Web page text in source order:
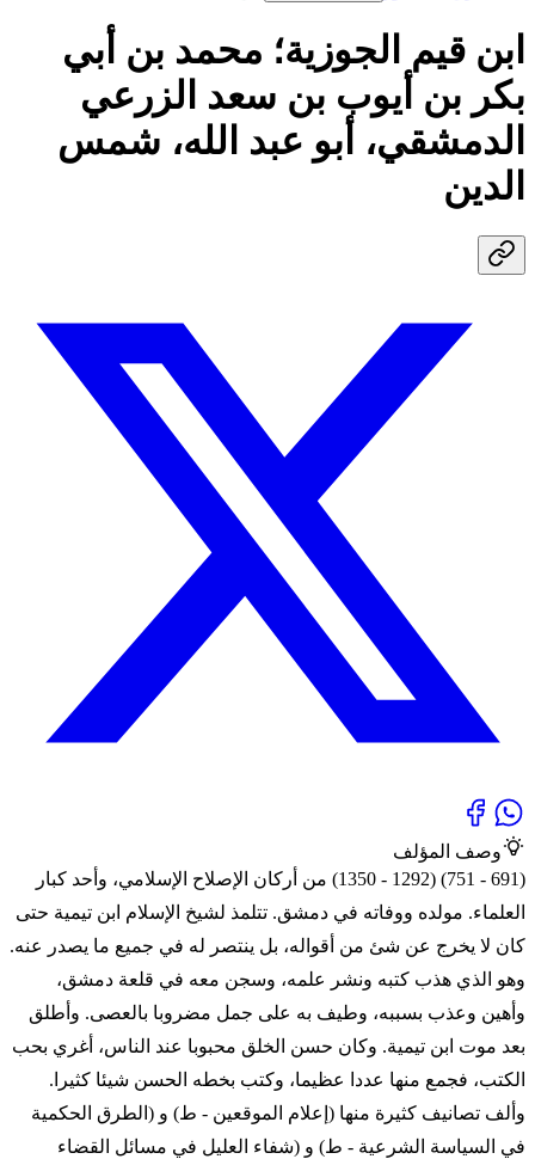
ابن قيم الجوزية؛ محمد بن أبي
بكر بن أيوب بن سعد الزرعي
الدمشقي، أبو عبد الله، شمس
الدين
وصف المؤلف
(691 - 751) (1292 - 1350) من أركان الإصلاح الإسلامي، وأحد كبار
العلماء. مولده ووفاته في دمشق. تتلمذ لشيخ الإسلام ابن تيمية حتى
كان لا يخرج عن شئ من أقواله، بل ينتصر له في جميع ما يصدر عنه.
وهو الذي هذب كتبه ونشر علمه، وسجن معه في قلعة دمشق،
وأهين وعذب بسببه، وطيف به على جمل مضروبا بالعصى. وأطلق
بعد موت ابن تيمية. وكان حسن الخلق محبوبا عند الناس، أغري بحب
الكتب، فجمع منها عددا عظيما، وكتب بخطه الحسن شيئا كثيرا.
وألف تصانيف كثيرة منها (إعلام الموقعين - ط) و (الطرق الحكمية
في السياسة الشرعية - ط) و (شفاء العليل في مسائل القضاء